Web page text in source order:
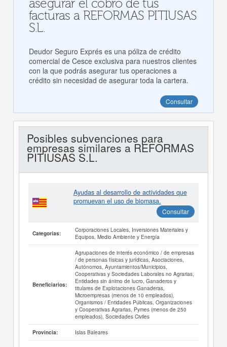
asegurar el cobro de tus
facturas a REFORMAS PITIUSAS
S.L.
Deudor Seguro Exprés es una póliza de crédito
comercial de Cesce exclusiva para nuestros clientes
con la que podrás asegurar tus operaciones a
crédito sin necesidad de asegurar toda la cartera.
Consultar
Posibles subvenciones para
empresas similares a REFORMAS
PITIUSAS S.L.
Ayudas al desarrollo de actividades que
promuevan el uso de biomasa.
Consultar
Categorías:
Corporaciones Locales, Inversiones Materiales y
Equipos, Medio Ambiente y Energía
Beneficiarios:
Agrupaciones de interés económico / de empresas
/ de personas físicas y jurídicas, Asociaciones,
Autónomos, Ayuntamientos/Municipios,
Cooperativas y Sociedades Laborales no Agrarias,
Entidades sin ánimo de lucro, Ganaderos y
titulares de Explotaciones Ganaderas,
Microempresas (menos de 10 empleados),
Organismos / Entidades Públicas, Organizaciones
y Cooperativas Agrarias, Pymes (menos de 250
empleados), Sociedades Civiles
Provincia: Islas Baleares